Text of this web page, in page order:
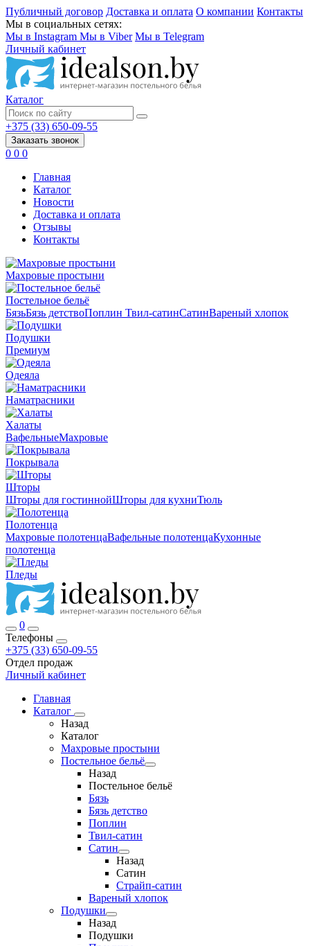
Публичный договор Доставка и оплата О компании Контакты
Мы в социальных сетях:
Мы в Instagram Мы в Viber Мы в Telegram
Личный кабинет
Каталог
+375 (33) 650-09-55
Заказать звонок
0 0 0
Главная
Каталог
Новости
Доставка и оплата
Отзывы
Контакты
Махровые простыни
Постельное бельё
БязьБязь детствоПоплин Твил-сатинСатинВареный хлопок
Подушки
Премиум
Одеяла
Наматрасники
Халаты
ВафельныеМахровые
Покрывала
Шторы
Шторы для гостиннойШторы для кухниТюль
Полотенца
Махровые полотенцаВафельные полотенцаКухонные
полотенца
Пледы
0
Телефоны
+375 (33) 650-09-55
Отдел продаж
Личный кабинет
Главная
Каталог
Назад
Каталог
Махровые простыни
Постельное бельё
Назад
Постельное бельё
Бязь
Бязь детство
Поплин
Твил-сатин
Сатин
Назад
Сатин
Страйп-сатин
Вареный хлопок
Подушки
Назад
Подушки